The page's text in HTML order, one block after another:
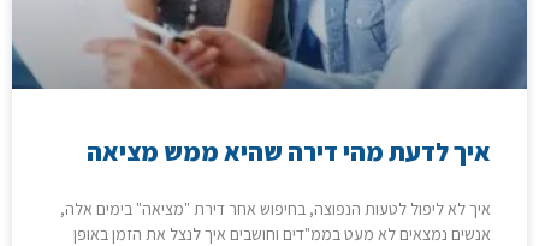
איך לדעת מהי דירה שהיא ממש מציאה
איך לא ליפול לטעות הנפוצה, בחיפוש אחר דירת "מציאה" בימים אלה,
אנשים נמצאים לא מעט בממ"דים וחושבים איך לנצל את הזמן באופן